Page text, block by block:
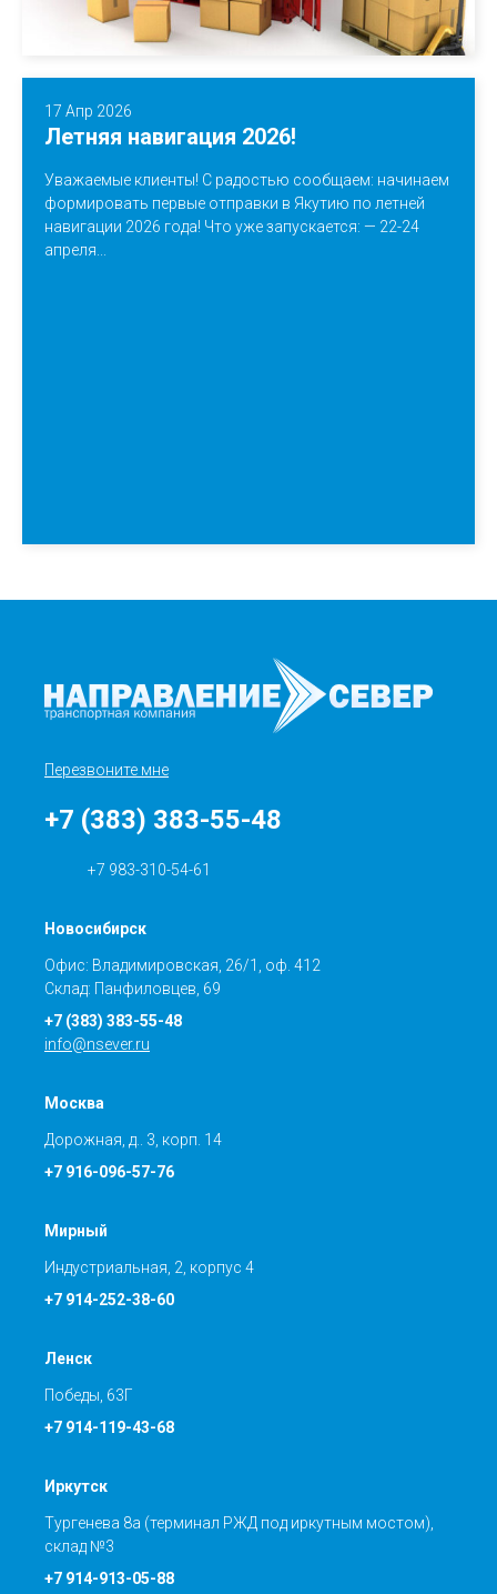
17 Апр 2026
Летняя навигация 2026!
Уважаемые клиенты! С радостью сообщаем: начинаем
формировать первые отправки в Якутию по летней
навигации 2026 года! Что уже запускается: — 22-24
апреля...
Перезвоните мне
+7 (383) 383-55-48
+7 983-310-54-61
Новосибирск
Офис: Владимировская, 26/1, оф. 412
Склад: Панфиловцев, 69
+7 (383) 383-55-48
info@nsever.ru
Москва
Дорожная, д.. 3, корп. 14
+7 916-096-57-76
Мирный
Индустриальная, 2, корпус 4
+7 914-252-38-60
Ленск
Победы, 63Г
+7 914-119-43-68
Иркутск
Тургенева 8а (терминал РЖД под иркутным мостом),
склад №3
+7 914-913-05-88